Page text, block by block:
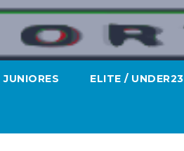
JUNIORES ELITE / UNDER23